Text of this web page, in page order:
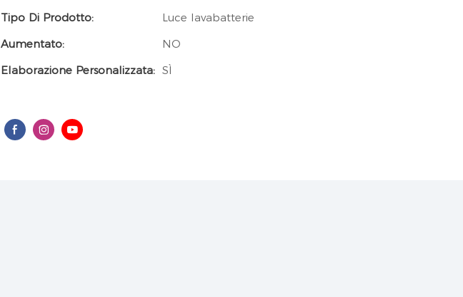
Tipo Di Prodotto:
Luce lavabatterie
Aumentato:
NO
Elaborazione Personalizzata: SÌ